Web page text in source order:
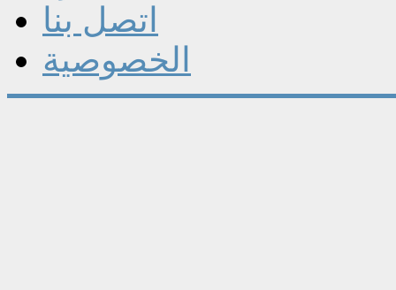
اتصل بنا
الخصوصية